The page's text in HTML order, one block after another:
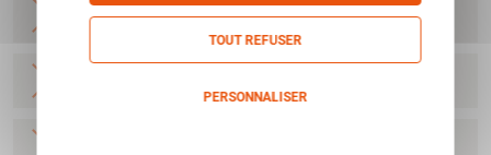
CALE PLASTIQUE 50MM CRIO (A) BENELLI
TOUT REFUSER
PERSONNALISER